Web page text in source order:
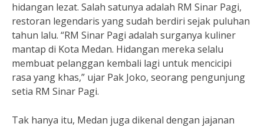
hidangan lezat. Salah satunya adalah RM Sinar Pagi,
restoran legendaris yang sudah berdiri sejak puluhan
tahun lalu. “RM Sinar Pagi adalah surganya kuliner
mantap di Kota Medan. Hidangan mereka selalu
membuat pelanggan kembali lagi untuk mencicipi
rasa yang khas,” ujar Pak Joko, seorang pengunjung
setia RM Sinar Pagi.
Tak hanya itu, Medan juga dikenal dengan jajanan